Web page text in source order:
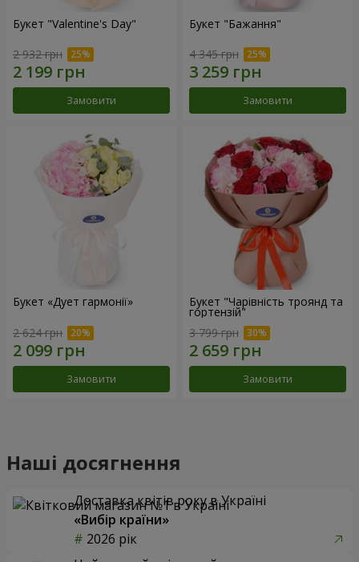
Букет "Valentine's Day"
2 932 грн
Замовити
Букет "Бажання"
4 345 грн
Замовити
Букет «Дует гармонії»
2 624 грн
Замовити
Букет "Чарівність троянд та
гортензій"
3 799 грн
Замовити
Наші досягнення
Доставка квітів року в Україні
«Вибір країни»
2026 рік